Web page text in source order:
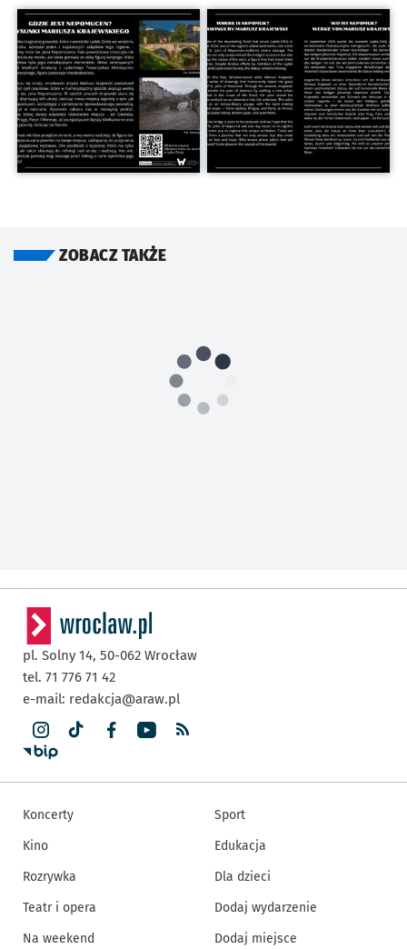
Kliknij, aby powiększyć Kliknij, aby powiększyć
ZOBACZ TAKŻE
pl. Solny 14, 50-062 Wrocław
tel. 71 776 71 42
e-mail: redakcja@araw.pl
Koncerty
Kino
Rozrywka
Teatr i opera
Na weekend
Sport
Edukacja
Dla dzieci
Dodaj wydarzenie
Dodaj miejsce